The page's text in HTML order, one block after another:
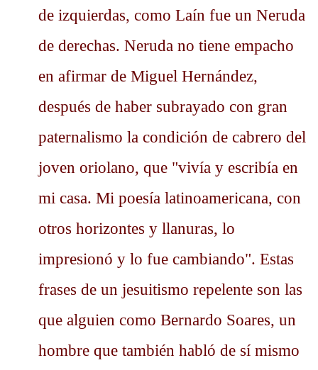
de izquierdas, como Laín fue un Neruda
de derechas. Neruda no tiene empacho
en afirmar de Miguel Hernández,
después de haber subrayado con gran
paternalismo la condición de cabrero del
joven oriolano, que "vivía y escribía en
mi casa. Mi poesía latinoamericana, con
otros horizontes y llanuras, lo
impresionó y lo fue cambiando". Estas
frases de un jesuitismo repelente son las
que alguien como Bernardo Soares, un
hombre que también habló de sí mismo